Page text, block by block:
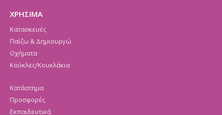
ΧΡΗΣΙΜΑ
Κατασκευές
Παίζω & Δημιουργώ
Οχήματα
Κούκλες/Κουκλάκια
Κατάστημα
Προσφορές
Εκπαιδευτικά